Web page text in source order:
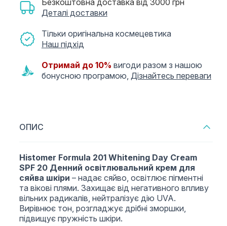
Безкоштовна доставка від 3000 грн
Деталі доставки
Тільки оригінальна космецевтика
Наш підхід
Отримай до 10% вигоди разом з нашою
бонусною програмою, Дізнайтесь переваги
ОПИС
Histomer Formula 201 Whitening Day Cream
SPF 20 Денний освітлювальний крем для
сяйва шкіри – надає сяйво, освітлює пігментні
та вікові плями. Захищає від негативного впливу
вільних радикалів, нейтралізує дію UVA.
Вирівнює тон, розгладжує дрібні зморшки,
підвищує пружність шкіри.